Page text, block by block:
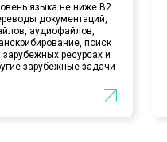
языка не ниже В2.
документаций,
аудиофайлов,
поиск
зарубежных ресурсах и
зарубежные задачи